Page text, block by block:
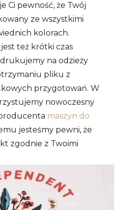
Ci pewność, że Twój
ze wszystkimi
kolorach.
też krótki czas
na odzieży
pliku z
przygotowań. W
nowoczesny
maszyn do
jesteśmy pewni, że
zgodnie z Twoimi